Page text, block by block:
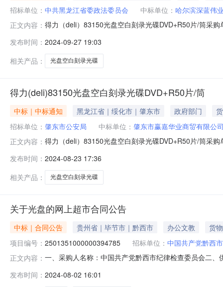
招标单位： 中共黑龙江省委政法委员会 中标单位： 哈尔滨深蓝伟
正文内容： 得力（deli）83150光盘空白刻录光碟DVD+R50片/筒采
发布时间： 2024-09-27 19:03
相关产品：
光盘空白刻录光碟
得力(deli)83150光盘空白刻录光碟DVD+R50片/筒
中标｜中标通知 黑龙江省｜绥化市｜肇东市 政府部门
招标单位： 肇东市公安局 中标单位： 肇东市赢嘉华业商贸有限公
正文内容： 得力（deli）83150光盘空白刻录光碟DVD+R50片/筒采
发布时间： 2024-08-23 17:36
相关产品：
光盘空白刻录光碟
关于光盘的网上超市合同公告
中标｜合同公告 贵州省｜毕节市｜黔西市 办公文教
货物
项目编号： 2501351000000394785 招标单位： 中国共产党黔西
正文内容： 一、采购人名称：中国共产党黔西市纪律检查委员会二
光碟DVD-R50片/筒得力/deli3724,张900.001.614402得
发布时间： 2024-08-02 16:01